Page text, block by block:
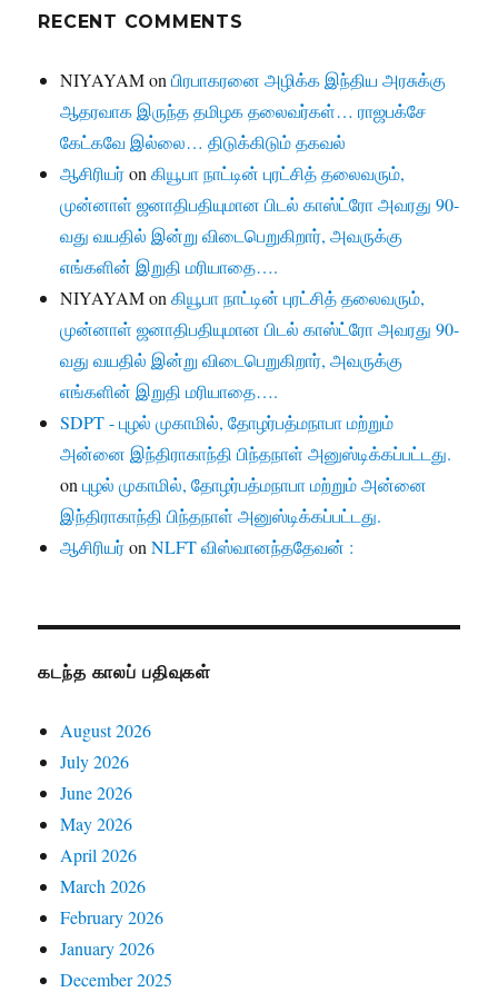
RECENT COMMENTS
NIYAYAMonபிரபாகரனை அழிக்க இந்திய அரசுக்கு
ஆதரவாக இருந்த தமிழக தலைவர்கள்… ராஜபக்சே
கேட்கவே இல்லை… திடுக்கிடும் தகவல்
ஆசிரியர்onகியூபா நாட்டின் புரட்சித் தலைவரும்,
முன்னாள் ஜனாதிபதியுமான பிடல் காஸ்ட்ரோ அவரது 90-
வது வயதில் இன்று விடைபெறுகிறார், அவருக்கு
எங்களின் இறுதி மரியாதை….
NIYAYAMonகியூபா நாட்டின் புரட்சித் தலைவரும்,
முன்னாள் ஜனாதிபதியுமான பிடல் காஸ்ட்ரோ அவரது 90-
வது வயதில் இன்று விடைபெறுகிறார், அவருக்கு
எங்களின் இறுதி மரியாதை….
SDPT - புழல் முகாமில், தோழர்பத்மநாபா மற்றும்
அன்னை இந்திராகாந்தி பிந்தநாள் அனுஸ்டிக்கப்பட்டது.
onபுழல் முகாமில், தோழர்பத்மநாபா மற்றும் அன்னை
இந்திராகாந்தி பிந்தநாள் அனுஸ்டிக்கப்பட்டது.
ஆசிரியர்onNLFT விஸ்வானந்ததேவன் :
கடந்த காலப் பதிவுகள்
August 2026
July 2026
June 2026
May 2026
April 2026
March 2026
February 2026
January 2026
December 2025